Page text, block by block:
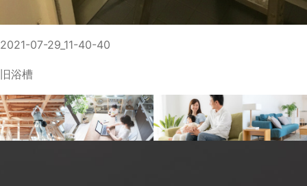
2021-07-29_11-40-40
旧浴槽